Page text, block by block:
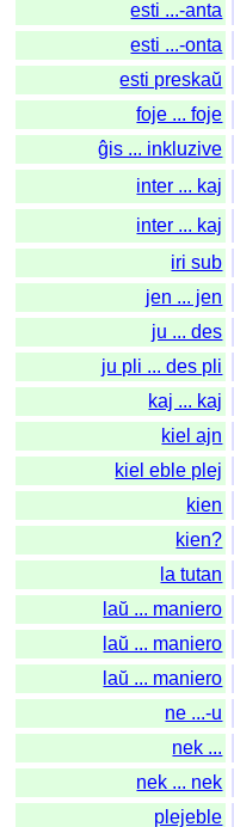
esti ...-anta
esti ...-onta
esti preskaŭ
foje ... foje
ĝis ... inkluzive
inter ... kaj
inter ... kaj
iri sub
jen ... jen
ju ... des
ju pli ... des pli
kaj ... kaj
kiel ajn
kiel eble plej
kien
kien?
la tutan
laŭ ... maniero
laŭ ... maniero
laŭ ... maniero
ne ...-u
nek ...
nek ... nek
plejeble